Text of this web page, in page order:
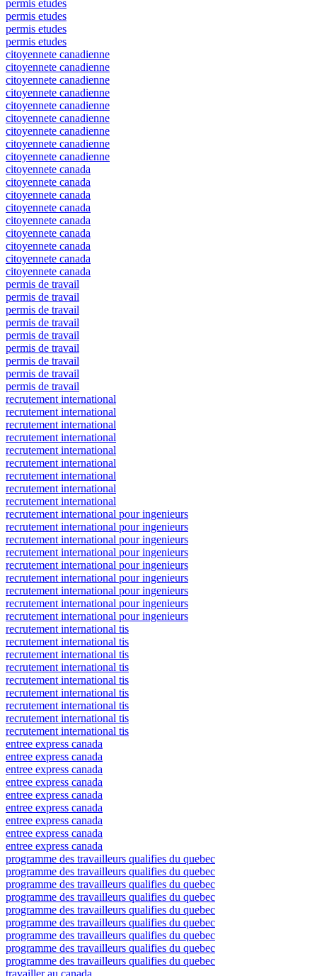
permis etudes
permis etudes
permis etudes
permis etudes
citoyennete canadienne
citoyennete canadienne
citoyennete canadienne
citoyennete canadienne
citoyennete canadienne
citoyennete canadienne
citoyennete canadienne
citoyennete canadienne
citoyennete canadienne
citoyennete canada
citoyennete canada
citoyennete canada
citoyennete canada
citoyennete canada
citoyennete canada
citoyennete canada
citoyennete canada
citoyennete canada
permis de travail
permis de travail
permis de travail
permis de travail
permis de travail
permis de travail
permis de travail
permis de travail
permis de travail
recrutement international
recrutement international
recrutement international
recrutement international
recrutement international
recrutement international
recrutement international
recrutement international
recrutement international
recrutement international pour ingenieurs
recrutement international pour ingenieurs
recrutement international pour ingenieurs
recrutement international pour ingenieurs
recrutement international pour ingenieurs
recrutement international pour ingenieurs
recrutement international pour ingenieurs
recrutement international pour ingenieurs
recrutement international pour ingenieurs
recrutement international tis
recrutement international tis
recrutement international tis
recrutement international tis
recrutement international tis
recrutement international tis
recrutement international tis
recrutement international tis
recrutement international tis
entree express canada
entree express canada
entree express canada
entree express canada
entree express canada
entree express canada
entree express canada
entree express canada
entree express canada
programme des travailleurs qualifies du quebec
programme des travailleurs qualifies du quebec
programme des travailleurs qualifies du quebec
programme des travailleurs qualifies du quebec
programme des travailleurs qualifies du quebec
programme des travailleurs qualifies du quebec
programme des travailleurs qualifies du quebec
programme des travailleurs qualifies du quebec
programme des travailleurs qualifies du quebec
travailler au canada